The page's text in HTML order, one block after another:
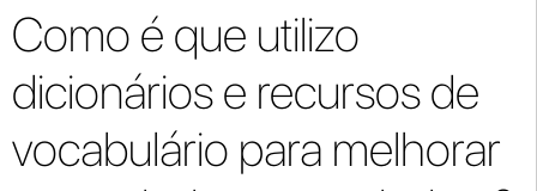
Como é que utilizo
dicionários e recursos de
vocabulário para melhorar